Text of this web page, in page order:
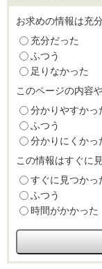
お求めの情報は充
充分だった
ふつう
足りなかった
このページの内容
分かりやすかっ
ふつう
分かりにくかっ
この情報はすぐに
すぐに見つかっ
ふつう
時間がかかった